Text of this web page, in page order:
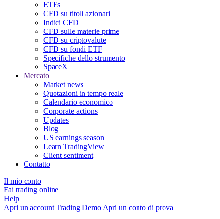
ETFs
CFD su titoli azionari
Indici CFD
CFD sulle materie prime
CFD su criptovalute
CFD su fondi ETF
Specifiche dello strumento
SpaceX
Mercato
Market news
Quotazioni in tempo reale
Calendario economico
Corporate actions
Updates
Blog
US earnings season
Learn TradingView
Client sentiment
Contatto
Il mio conto
Fai trading online
Help
Apri un account Trading Demo Apri un conto di prova